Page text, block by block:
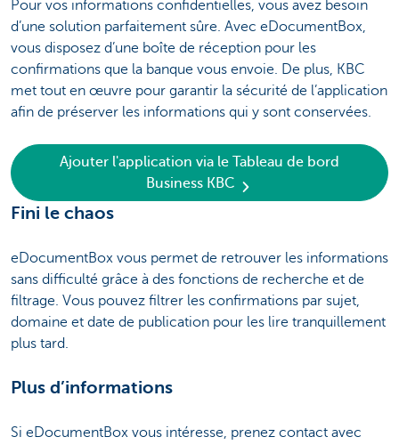
Pour vos informations confidentielles, vous avez besoin
d’une solution parfaitement sûre. Avec eDocumentBox,
vous disposez d’une boîte de réception pour les
confirmations que la banque vous envoie. De plus, KBC
met tout en œuvre pour garantir la sécurité de l’application
afin de préserver les informations qui y sont conservées.
Ajouter l'application via le Tableau de bord
Business KBC
Fini le chaos
eDocumentBox vous permet de retrouver les informations
sans difficulté grâce à des fonctions de recherche et de
filtrage. Vous pouvez filtrer les confirmations par sujet,
domaine et date de publication pour les lire tranquillement
plus tard.
Plus d’informations
Si eDocumentBox vous intéresse, prenez contact avec